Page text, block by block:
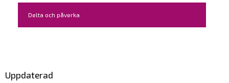
Delta och påverka
Uppdaterad